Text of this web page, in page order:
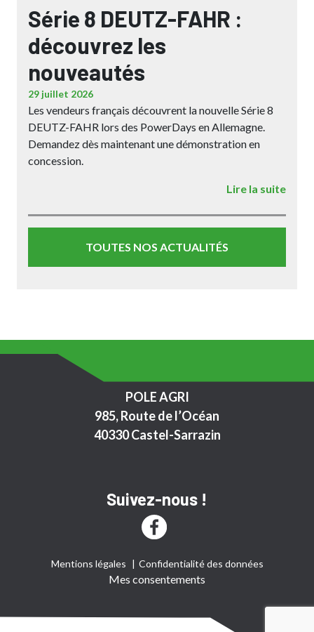
Série 8 DEUTZ-FAHR :
découvrez les
nouveautés
29 juillet 2026
Les vendeurs français découvrent la nouvelle Série 8
DEUTZ-FAHR lors des PowerDays en Allemagne.
Demandez dès maintenant une démonstration en
concession.
Lire la suite
TOUTES NOS ACTUALITÉS
POLE AGRI
985, Route de l’Océan
40330 Castel-Sarrazin
Suivez-nous !
Mentions légales Confidentialité des données
Mes consentements